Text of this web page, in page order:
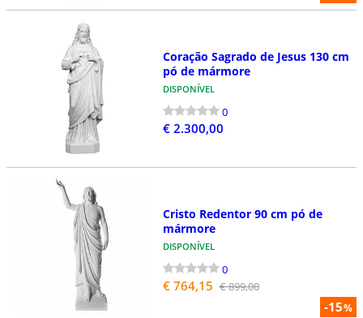
Coração Sagrado de Jesus 130 cm
pó de mármore
DISPONÍVEL
0
€ 2.300,00
-15%
Cristo Redentor 90 cm pó de
mármore
DISPONÍVEL
0
€ 764,15 € 899,00